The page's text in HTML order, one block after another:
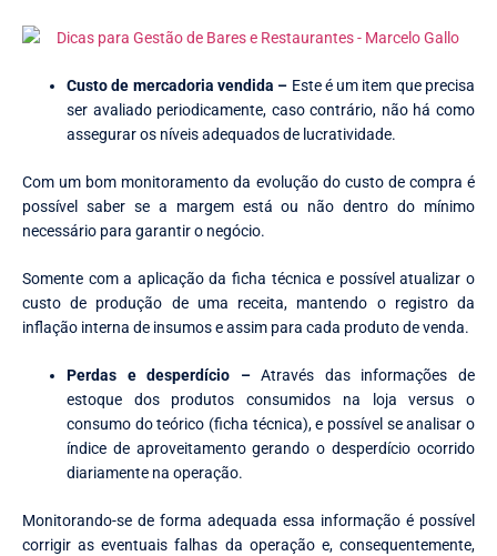
Custo de mercadoria vendida – Este é um item que precisa
ser avaliado periodicamente, caso contrário, não há como
assegurar os níveis adequados de lucratividade.
Com um bom monitoramento da evolução do custo de compra é
possível saber se a margem está ou não dentro do mínimo
necessário para garantir o negócio.
Somente com a aplicação da ficha técnica e possível atualizar o
custo de produção de uma receita, mantendo o registro da
inflação interna de insumos e assim para cada produto de venda.
Perdas e desperdício –Através das informações de
estoque dos produtos consumidos na loja versus o
consumo do teórico (ficha técnica), e possível se analisar o
índice de aproveitamento gerando o desperdício ocorrido
diariamente na operação.
Monitorando-se de forma adequada essa informação é possível
corrigir as eventuais falhas da operação e, consequentemente,